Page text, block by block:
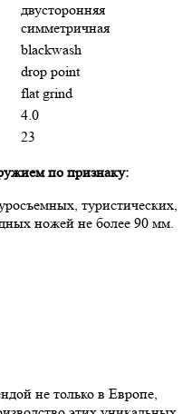
двусторонняя
симметричная
blackwash
drop point
flat grind
4.0
23
по признаку:
туристических,
ножей не более 90 мм.
не только в Европе,